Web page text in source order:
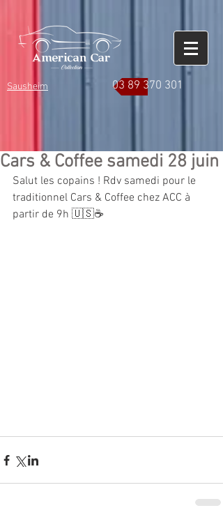
Sausheim 03 89 370 301
Cars & Coffee samedi 28 juin
Salut les copains ! Rdv samedi pour le
traditionnel Cars & Coffee chez ACC à
partir de 9h 🇺🇸☕